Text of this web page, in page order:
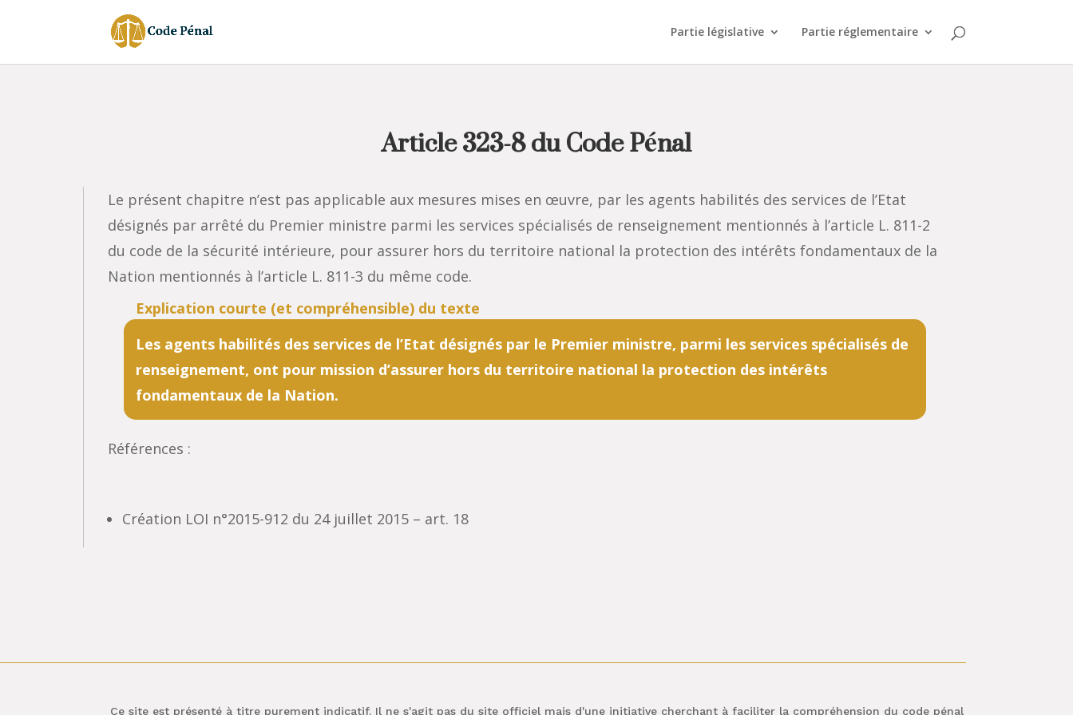
Partie législative Partie réglementaire
Article 323-8 du Code Pénal
Le présent chapitre n’est pas applicable aux mesures mises en œuvre, par les agents habilités des services de l’Etat
désignés par arrêté du Premier ministre parmi les services spécialisés de renseignement mentionnés à l’article L. 811-2
du code de la sécurité intérieure, pour assurer hors du territoire national la protection des intérêts fondamentaux de la
Nation mentionnés à l’article L. 811-3 du même code.
Les agents habilités des services de l’Etat désignés par le Premier ministre, parmi les services spécialisés de
renseignement, ont pour mission d’assurer hors du territoire national la protection des intérêts
fondamentaux de la Nation.
Références :
Création LOI n°2015-912 du 24 juillet 2015 – art. 18
Ce site est présenté à titre purement indicatif. Il ne s'agit pas du site officiel mais d'une initiative cherchant à faciliter la compréhension du code pénal